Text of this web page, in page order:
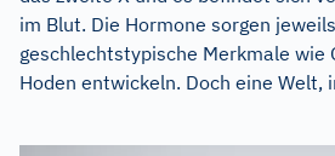
im Blut. Die Hormone sorgen
geschlechtstypische Merkmale wie
Hoden entwickeln. Doch eine Welt,